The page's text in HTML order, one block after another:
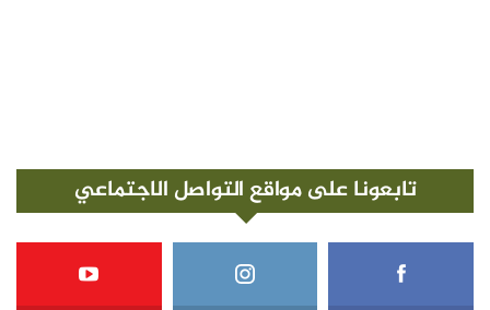
تابعونا على مواقع التواصل الاجتماعي